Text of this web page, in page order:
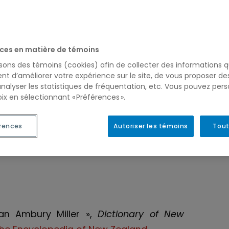
d’histoire de Montréal s’est
recense les travaux
du Groupe d’histoire Montréal.
Saint-Laurent, une voie de
Claude Bellavance and Marc St-Hilaire
Presses de l’Université Laval.
Ambury Miller »,Dictionary of New
en matière de témoins
des témoins (cookies) afin de collecter des informations
d’améliorer votre expérience sur le site, de vous proposer
les statistiques de fréquentation, etc. Vous pouvez
en sélectionnant « Préférences ».
Autoriser les témoins